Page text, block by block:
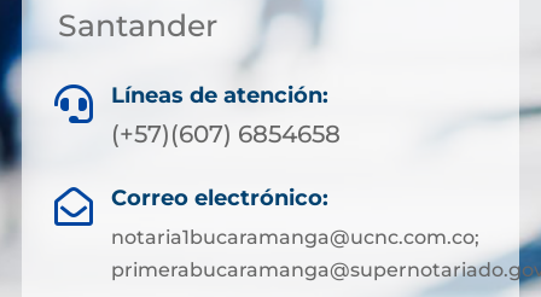
Santander
 Líneas de atención:
(+57)(607) 6854658
 Correo electrónico:
notaria1bucaramanga@ucnc.com.co;